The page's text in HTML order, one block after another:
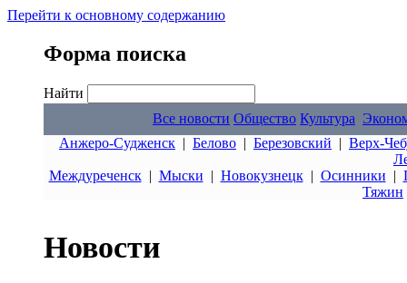
Перейти к основному содержанию
Форма поиска
Найти
Все новости Общество Культура
Анжеро-Судженск | Белово | Березовский | Верх-
Междуреченск| Мыски | Новокузнецк| Осинники |
Тяжин
Новости